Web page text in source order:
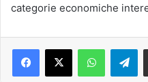
categorie economiche
Telegram